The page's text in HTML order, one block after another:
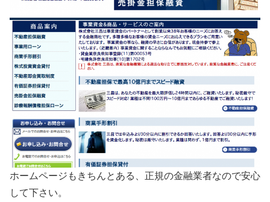
ホームページもきちんとある、正規の金融業者なので安心
して下さい。